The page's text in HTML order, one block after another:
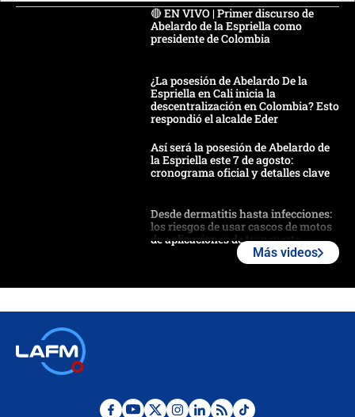
🔴 EN VIVO | Primer discurso de
Abelardo de la Espriella como
presidente de Colombia
¿La posesión de Abelardo De la
Espriella en Cali inicia la
descentralización en Colombia? Esto
respondió el alcalde Eder
Así será la posesión de Abelardo de
la Espriella este 7 de agosto:
cronograma oficial y detalles clave
Desde dermatitis hasta infecciones:
los riesgos de usar cascos de motos
de aplicaciones de transporte
Más videos